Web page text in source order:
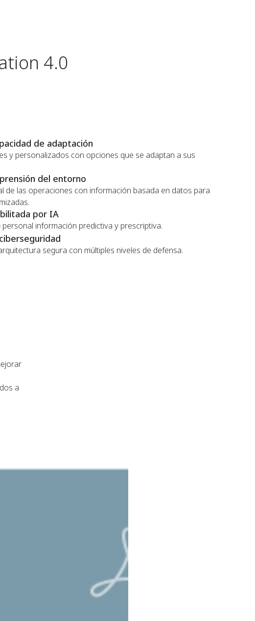
4.0
de adaptación
y personalizados con opciones que se adaptan a sus
del entorno
de las operaciones con información basada en datos para
por IA
información predictiva y prescriptiva.
segura con múltiples niveles de defensa.
a